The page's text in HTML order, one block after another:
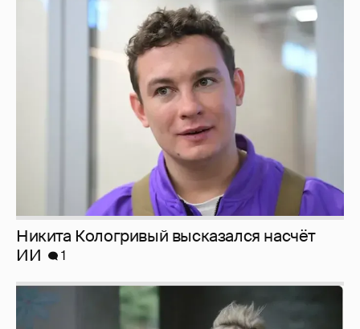
Никита Кологривый высказался насчёт
ИИ
1